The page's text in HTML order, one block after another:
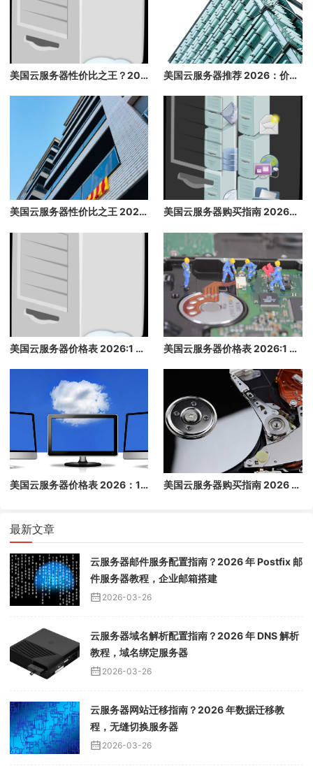
美国云服务器性价比之王？2026 年最便宜的高配云主机推荐，省钱必看 美国云服务器推荐 2026：价格最低、配置最高、带宽大的美国云主机推荐
美国云服务器性价比之王 2026：价格最低，配置最高，带宽最大 美国云服务器购买指南 2026：高性价比海外云主机推荐
美国云服务器价格表 2026:1 核/2 核/4 核/8 核配置每月多少钱？ 美国云服务器价格表 2026:1 核/2 核/4 核/8 核配置每月多少钱？
美国云服务器价格表 2026：1 核/2 核/4 核/8 核配置每月多少钱？ 美国云服务器购买指南 2026 - 高性价比海外云主机推荐
最新文章
云服务器邮件服务配置指南？2026 年 Postfix 邮
件服务器教程，企业邮箱搭建
2026-03-26
云服务器域名解析配置指南？2026 年 DNS 解析
教程，域名绑定服务器
2026-03-26
云服务器网站迁移指南？2026 年数据迁移教
程，无缝切换服务器
2026-03-26